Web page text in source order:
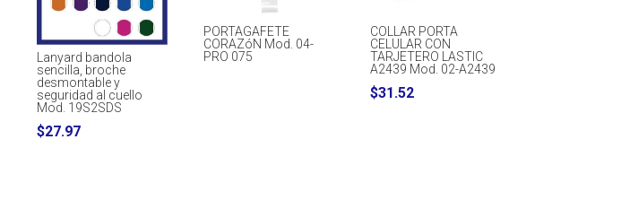
Lanyard bandola
sencilla, broche
desmontable y
seguridad al cuello
Mod. 19S2SDS
$27.97
PORTAGAFETE
CORAZóN Mod. 04-
PRO 075
COLLAR PORTA
CELULAR CON
TARJETERO LASTIC
A2439 Mod. 02-A2439
$31.52